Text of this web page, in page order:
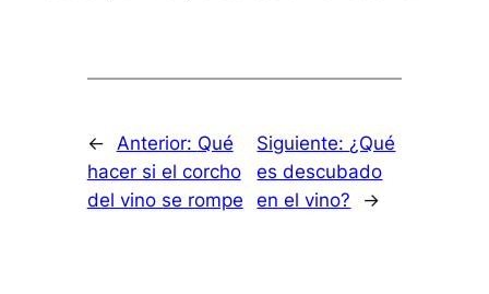
← Anterior: Qué
hacer si el corcho
del vino se rompe
Siguiente: ¿Qué
es descubado
en el vino?
→